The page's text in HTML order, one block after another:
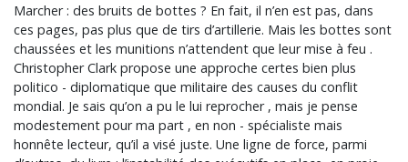
Marcher : des bruits de bottes ? En fait, il n’en est pas, dans
ces pages, pas plus que de tirs d’artillerie. Mais les bottes sont
chaussées et les munitions n’attendent que leur mise à feu .
Christopher Clark propose une approche certes bien plus
politico - diplomatique que militaire des causes du conflit
mondial. Je sais qu’on a pu le lui reprocher , mais je pense
modestement pour ma part , en non - spécialiste mais
honnête lecteur, qu’il a visé juste. Une ligne de force, parmi